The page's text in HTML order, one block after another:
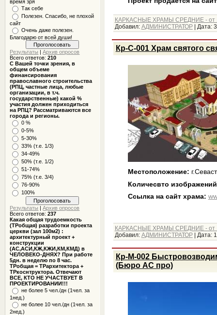
время зря
Так себе
Полезен. Спасибо, не плохой
сайт
Очень даже полезен.
Благодарю от всей души!
Результаты |Архив опросов
Всего ответов:210
С Вашей точки зрения, в
общем объеме
финансирования
православного строительства
(РПЦ, частные лица, любые
организации, в т.ч.
государственные) какой %
участия должен приходиться
на РПЦ? Рассматриваются все
города и регионы.
0 %
0-5%
5-30%
33% (т.е. 1/3)
34-49%
50% (т.е. 1/2)
51-74%
75% (т.е. 3/4)
76-90%
100%
Результаты |Архив опросов
Всего ответов:237
Какая общая трудоемкость
(ТРобщая) разработки проекта
церкви (зал 100м2) :
архитектурный проект +
конструкции
(АС,АСИ,КЖ,КЖИ,КМ,КМД) в
ЧЕЛОВЕКО-ДНЯХ? При работе
5дн. в неделю по 8 час.
ТРобщая = ТРархитектора +
ТРкоснтруктора. Отвечают
ВСЕ, КТО НЕ УЧАСТВУЕТ В
ПРОЕКТИРОВАНИИ!!!
не более 5 чел./дн (1чел. за
1нед.)
не более 10 чел./дн (1чел. за
2нед.)
КАРКАСНЫЕ ХРАМЫ СРЕДНИЕ - от
Добавил: АДМИНИСТРАТОР| Дата:
Кр-С-001 Храм святого
Местоположение:
Количесвто
Ссылка на сайт храма:
КАРКАСНЫЕ ХРАМЫ СРЕДНИЕ - от
Добавил: АДМИНИСТРАТОР| Дата:
Кр-М-002
(Бюро АС про)